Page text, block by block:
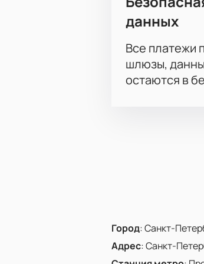
данных
Все платежи
шлюзы,
остаются в
Город:Санкт-
Адрес:Санкт-